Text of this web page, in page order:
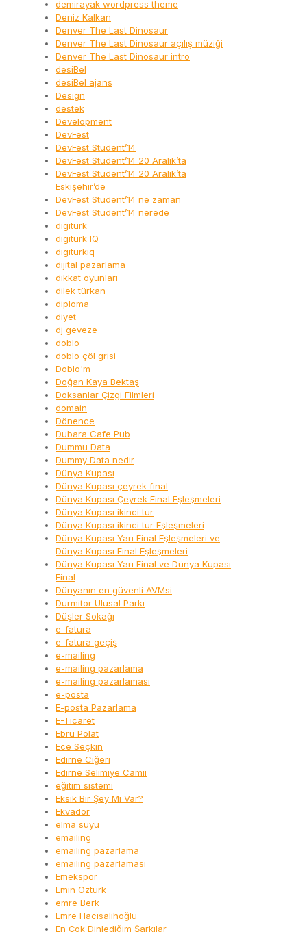
demirayak wordpress theme
Deniz Kalkan
Denver The Last Dinosaur
Denver The Last Dinosaur açılış müziği
Denver The Last Dinosaur intro
desiBel
desiBel ajans
Design
destek
Development
DevFest
DevFest Student’14
DevFest Student’14 20 Aralık’ta
DevFest Student’14 20 Aralık’ta
Eskişehir’de
DevFest Student’14 ne zaman
DevFest Student’14 nerede
digiturk
digiturk IQ
digiturkiq
dijital pazarlama
dikkat oyunları
dilek türkan
diploma
diyet
dj geveze
doblo
doblo çöl grisi
Doblo'm
Doğan Kaya Bektaş
Doksanlar Çizgi Filmleri
domain
Dönence
Dubara Cafe Pub
Dummu Data
Dummy Data nedir
Dünya Kupası
Dünya Kupası çeyrek final
Dünya Kupası Çeyrek Final Eşleşmeleri
Dünya Kupası ikinci tur
Dünya Kupası ikinci tur Eşleşmeleri
Dünya Kupası Yarı Final Eşleşmeleri ve
Dünya Kupası Final Eşleşmeleri
Dünya Kupası Yarı Final ve Dünya Kupası
Final
Dünyanın en güvenli AVMsi
Durmitor Ulusal Parkı
Düşler Sokağı
e-fatura
e-fatura geçiş
e-mailing
e-mailing pazarlama
e-mailing pazarlaması
e-posta
E-posta Pazarlama
E-Ticaret
Ebru Polat
Ece Seçkin
Edirne Ciğeri
Edirne Selimiye Camii
eğitim sistemi
Eksik Bir Şey Mi Var?
Ekvador
elma suyu
emailing
emailing pazarlama
emailing pazarlaması
Emekspor
Emin Öztürk
emre Berk
Emre Hacısalihoğlu
En Çok Dinlediğim Şarkılar